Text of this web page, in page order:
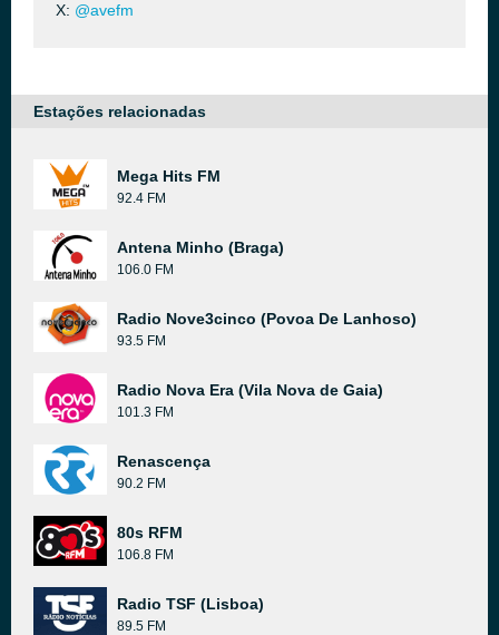
X: @avefm
Estações relacionadas
Mega Hits FM
92.4 FM
Antena Minho (Braga)
106.0 FM
Radio Nove3cinco (Povoa De Lanhoso)
93.5 FM
Radio Nova Era (Vila Nova de Gaia)
101.3 FM
Renascença
90.2 FM
80s RFM
106.8 FM
Radio TSF (Lisboa)
89.5 FM